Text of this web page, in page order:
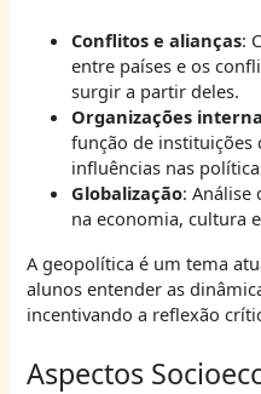
Conflitos e alianças:
entre países e os
surgir a partir deles.
Organizações
função de instituições
influências nas
Globalização: Análise
na economia, cultura
A geopolítica é um tema
alunos entender as
incentivando a reflexão
Aspectos